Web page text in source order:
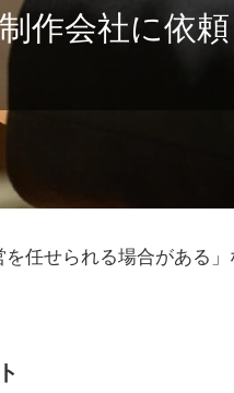
作会社に依頼
任せられる場合がある